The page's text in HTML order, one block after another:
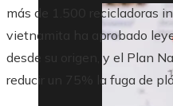
más de 1.500 recicladoras
vietnamita ha aprobado
desde su origen, y el Plan
reducir un 75% la fuga de